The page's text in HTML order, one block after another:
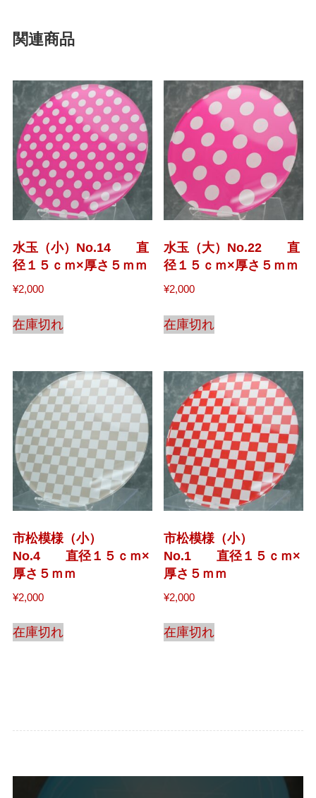
関連商品
水玉（小）No.14 直
径１５ｃｍ×厚さ５ｍｍ
¥2,000
在庫切れ
水玉（大）No.22 直
径１５ｃｍ×厚さ５ｍｍ
¥2,000
在庫切れ
市松模様（小）
No.4 直径１５ｃｍ×
厚さ５ｍｍ
¥2,000
在庫切れ
市松模様（小）
No.1 直径１５ｃｍ×
厚さ５ｍｍ
¥2,000
在庫切れ